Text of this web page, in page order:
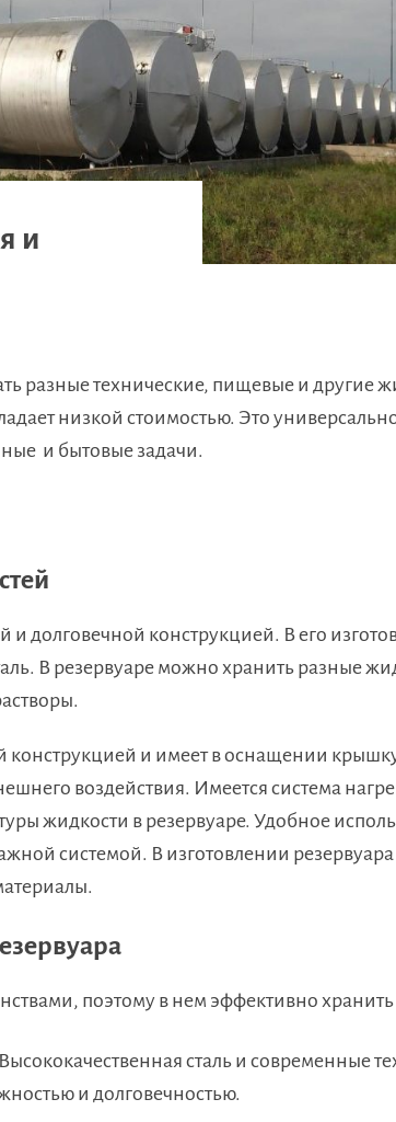
и
разные технические, пищевые и другие
низкой стоимостью. Это
и бытовые задачи.
и долговечной конструкцией. В его
В резервуаре можно хранить разные
конструкцией и имеет в оснащении
воздействия. Имеется система
жидкости в резервуаре. Удобное
системой. В изготовлении резервуара
поэтому в нем эффективно
сталь и современные
и долговечностью.